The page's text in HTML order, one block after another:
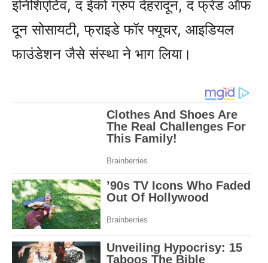
इनिशिएटिव, द ईको ग्रुप देहरादून, द फ्रेंड ऑफ
दून सोसायटी, फ्राइडे फॉर फ्यूचर, आइडियल
फाउंडेशन जैसे संस्था ने भाग लिया।